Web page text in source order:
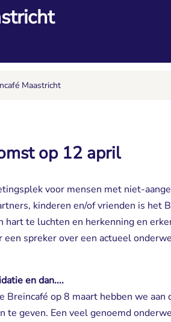
Maastricht
op 12 april
voor mensen met niet-
kinderen en/of vrienden is het
te luchten en herkenning en
een spreker over een actueel
en dan....
Breincafé op 8 maart hebben we
te geven. Een veel genoemd